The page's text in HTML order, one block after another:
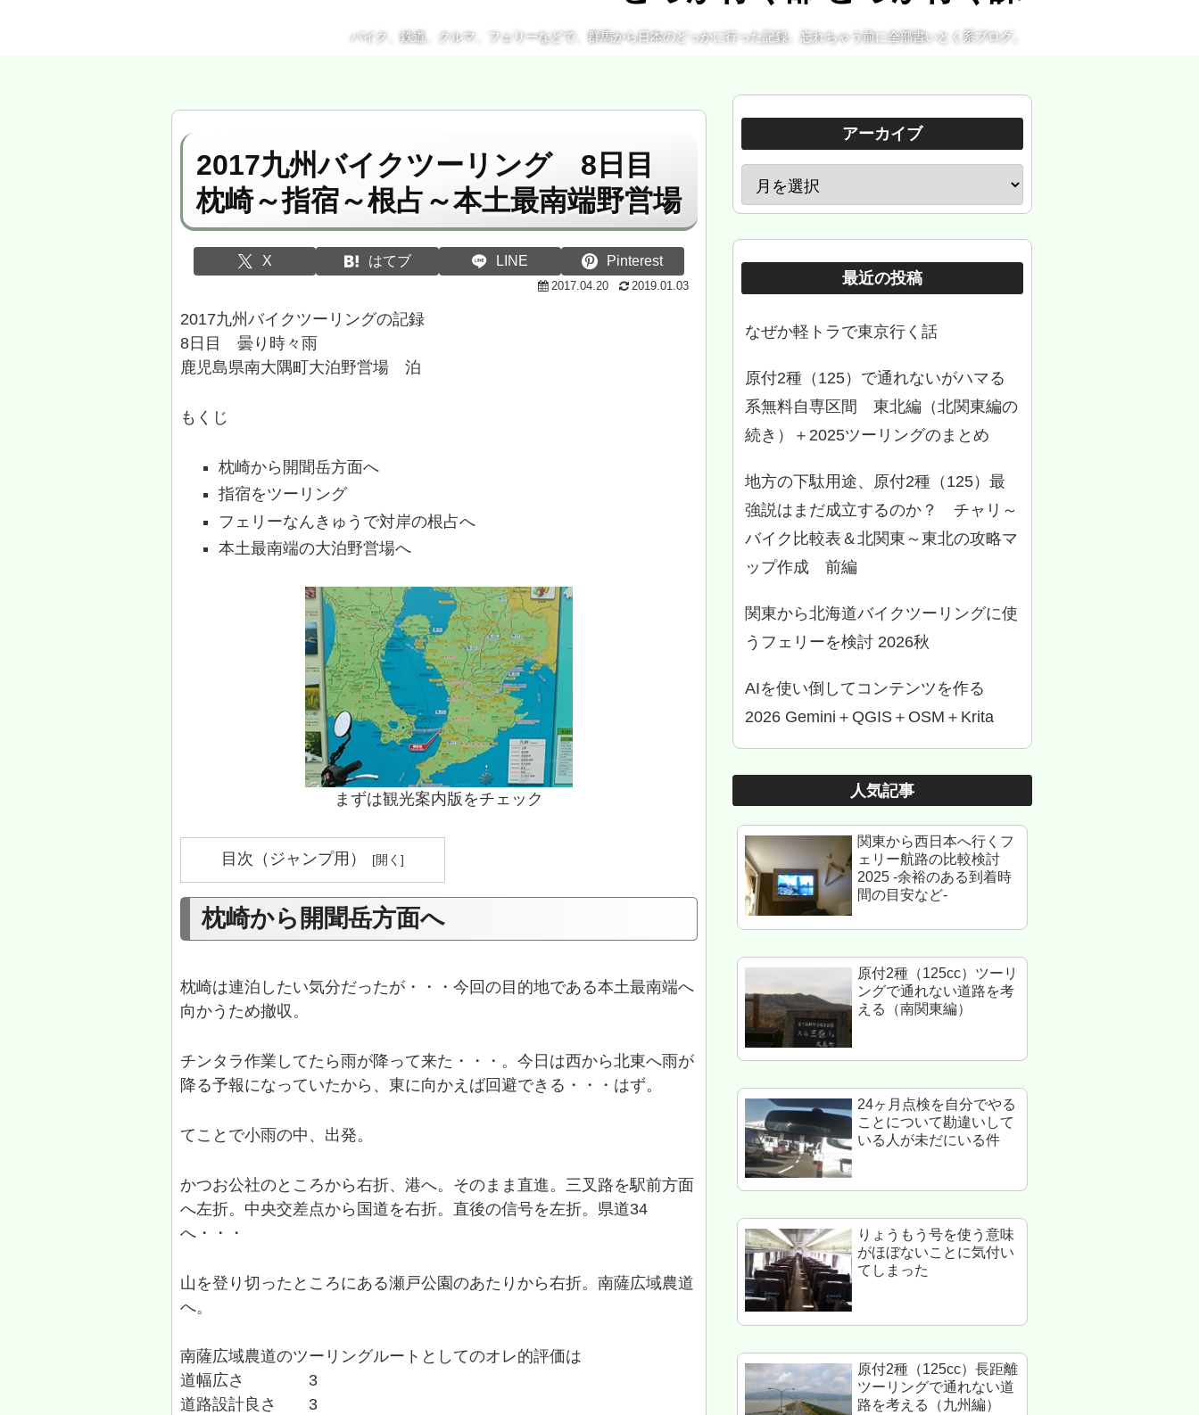
バイク、鉄道、クルマ、フェリーなどで、群馬から日本のどっかに行った記録。忘れちゃう前に全部書いとく系ブログ。
2017九州バイクツーリング 8日目
枕崎～指宿～根占～本土最南端野営場
X はてブ LINE Pinterest
2017.04.20 2019.01.03
2017九州バイクツーリングの記録
8日目 曇り時々雨
鹿児島県南大隅町大泊野営場 泊
もくじ
枕崎から開聞岳方面へ
指宿をツーリング
フェリーなんきゅうで対岸の根占へ
本土最南端の大泊野営場へ
まずは観光案内版をチェック
目次（ジャンプ用）
枕崎から開聞岳方面へ
枕崎は連泊したい気分だったが・・・今回の目的地である本土最南端へ
向かうため撤収。
チンタラ作業してたら雨が降って来た・・・。今日は西から北東へ雨が
降る予報になっていたから、東に向かえば回避できる・・・はず。
てことで小雨の中、出発。
かつお公社のところから右折、港へ。そのまま直進。三叉路を駅前方面
へ左折。中央交差点から国道を右折。直後の信号を左折。県道34
へ・・・
山を登り切ったところにある瀬戸公園のあたりから右折。南薩広域農道
へ。
南薩広域農道のツーリングルートとしてのオレ的評価は
道幅広さ 3
道路設計良さ 3
アーカイブ
最近の投稿
なぜか軽トラで東京行く話
原付2種（125）で通れないがハマる
系無料自専区間 東北編（北関東編の
続き）＋2025ツーリングのまとめ
地方の下駄用途、原付2種（125）最
強説はまだ成立するのか？ チャリ～
バイク比較表＆北関東～東北の攻略マ
ップ作成 前編
関東から北海道バイクツーリングに使
うフェリーを検討 2026秋
AIを使い倒してコンテンツを作る
2026 Gemini＋QGIS＋OSM＋Krita
人気記事
関東から西日本へ行くフ
ェリー航路の比較検討
2025 -余裕のある到着時
間の目安など-
原付2種（125cc）ツーリ
ングで通れない道路を考
える（南関東編）
24ヶ月点検を自分でやる
ことについて勘違いして
いる人が未だにいる件
りょうもう号を使う意味
がほぼないことに気付い
てしまった
原付2種（125cc）長距離
ツーリングで通れない道
路を考える（九州編）